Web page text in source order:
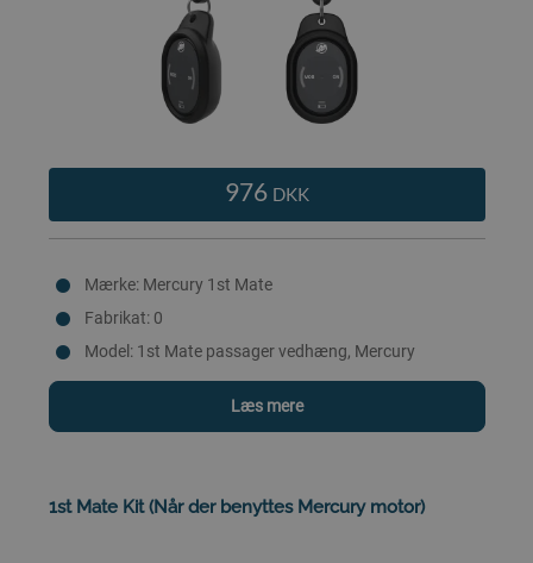
976 DKK
Mærke: Mercury 1st Mate
Fabrikat: 0
Model: 1st Mate passager vedhæng, Mercury
Læs mere
1st Mate Kit (Når der benyttes Mercury motor)